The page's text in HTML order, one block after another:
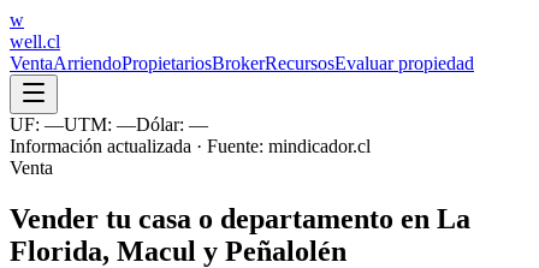
w
well.cl
VentaArriendoPropietariosBrokerRecursosEvaluar propiedad
UF: —UTM: —Dólar: —
Información actualizada · Fuente: mindicador.cl
Venta
Vender tu casa o departamento en La
Florida, Macul y Peñalolén